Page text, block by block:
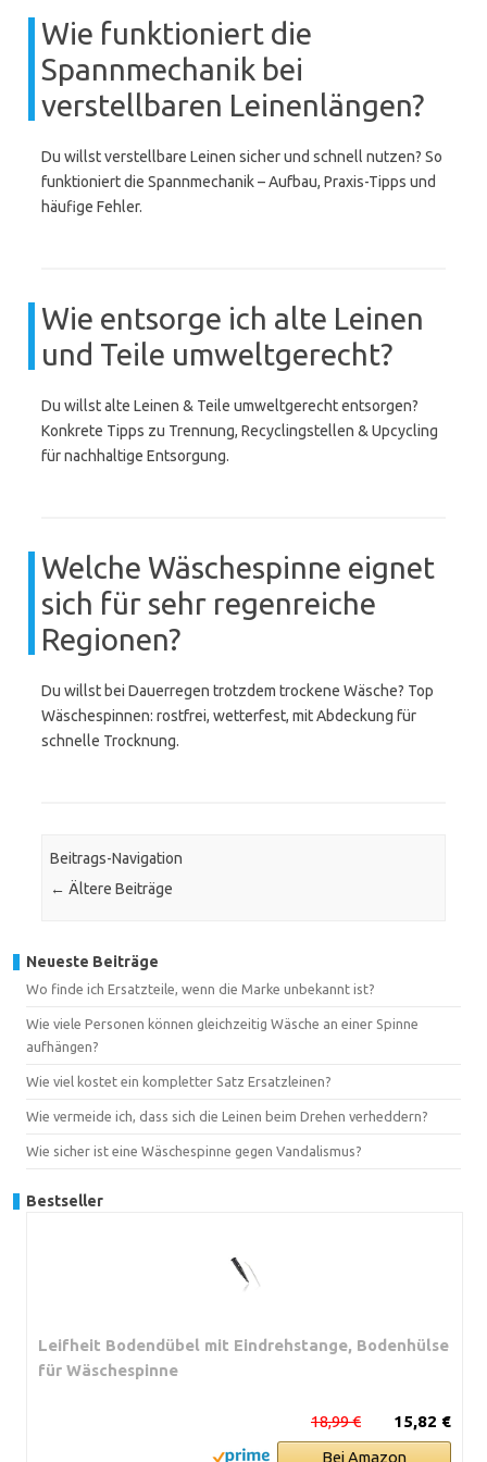
Wie funktioniert die
Spannmechanik bei
verstellbaren Leinenlängen?
Du willst verstellbare Leinen sicher und schnell nutzen? So
funktioniert die Spannmechanik – Aufbau, Praxis-Tipps und
häufige Fehler.
Wie entsorge ich alte Leinen
und Teile umweltgerecht?
Du willst alte Leinen & Teile umweltgerecht entsorgen?
Konkrete Tipps zu Trennung, Recyclingstellen & Upcycling
für nachhaltige Entsorgung.
Welche Wäschespinne eignet
sich für sehr regenreiche
Regionen?
Du willst bei Dauerregen trotzdem trockene Wäsche? Top
Wäschespinnen: rostfrei, wetterfest, mit Abdeckung für
schnelle Trocknung.
Beitrags-Navigation
← Ältere Beiträge
Neueste Beiträge
Wo finde ich Ersatzteile, wenn die Marke unbekannt ist?
Wie viele Personen können gleichzeitig Wäsche an einer Spinne
aufhängen?
Wie viel kostet ein kompletter Satz Ersatzleinen?
Wie vermeide ich, dass sich die Leinen beim Drehen verheddern?
Wie sicher ist eine Wäschespinne gegen Vandalismus?
Bestseller
Leifheit Bodendübel mit Eindrehstange, Bodenhülse
für Wäschespinne
15,82 €
18,99 €
Bei Amazon